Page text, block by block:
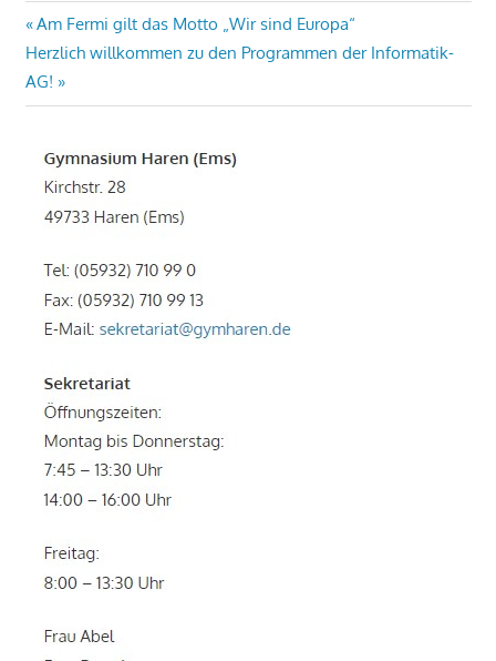
Beitragsnavigation
Vorheriger
Beitrag:
Am Fermi gilt das Motto „Wir sind Europa“
Nächster
Beitrag:
Herzlich willkommen zu den Programmen der Informatik-
AG!